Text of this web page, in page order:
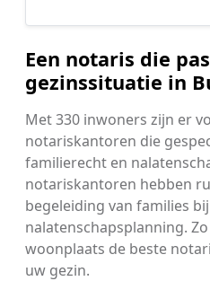
Een notaris die
gezinssituatie in
Met 330 inwoners zijn er
notariskantoren die
familierecht en
notariskantoren hebben
begeleiding van families
nalatenschapsplanning.
woonplaats de beste
uw gezin.